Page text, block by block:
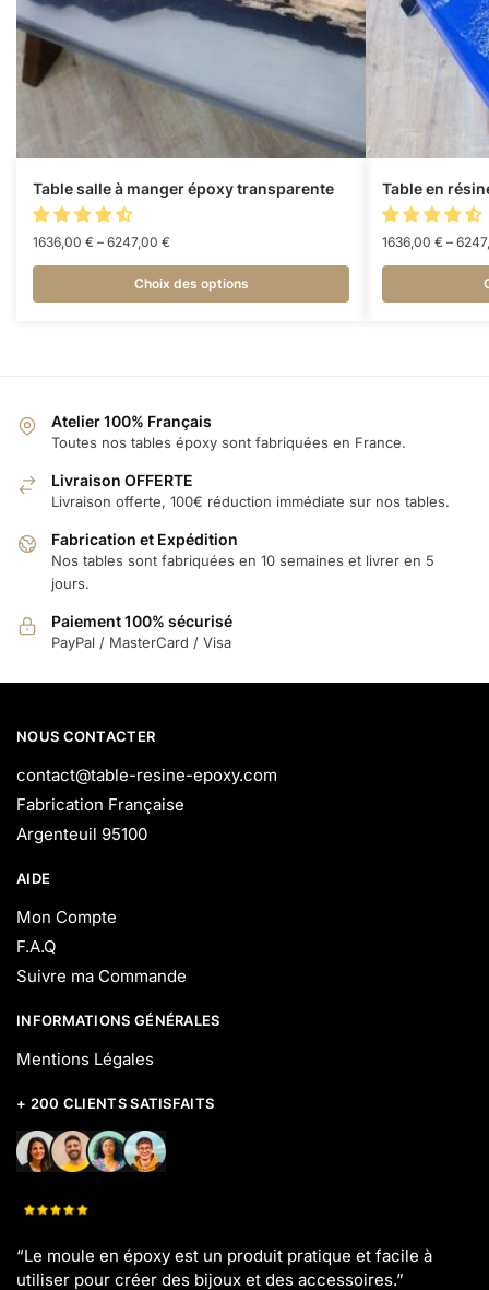
Table salle à manger époxy transparente
1636,00 € – 6247,00 €
Choix des options
Table en
1636,00 € –
Atelier 100% Français
Toutes nos tables époxy sont fabriquées en France.
Livraison OFFERTE
Livraison offerte, 100€ réduction immédiate sur nos tables.
Fabrication et Expédition
Nos tables sont fabriquées en 10 semaines et livrer en 5
jours.
Paiement 100% sécurisé
PayPal / MasterCard / Visa
NOUS CONTACTER
contact@table-resine-epoxy.com
Fabrication Française
Argenteuil 95100
AIDE
Mon Compte
F.A.Q
Suivre ma Commande
INFORMATIONS GÉNÉRALES
Mentions Légales
+ 200 CLIENTS SATISFAITS
“Le moule en époxy est un produit pratique et facile à
utiliser pour créer des bijoux et des accessoires.”